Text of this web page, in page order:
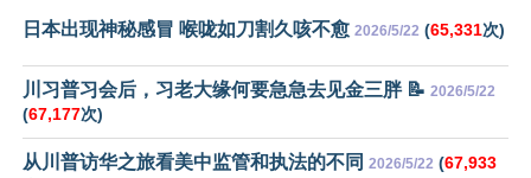
日本出现神秘感冒 喉咙如刀割久咳不愈 2026/5/22 (65,331次)
川习普习会后，习老大缘何要急急去见金三胖 📝 2026/5/22
(67,177次)
从川普访华之旅看美中监管和执法的不同 2026/5/22 (67,933